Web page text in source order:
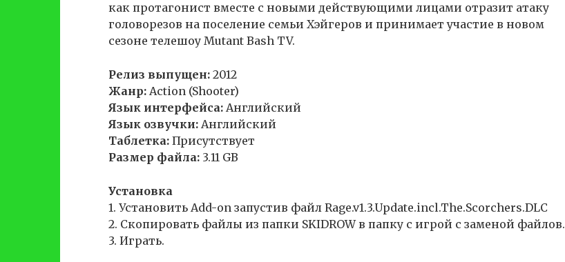
как протагонист вместе с новыми действующими лицами отразит атаку
головорезов на поселение семьи Хэйгеров и принимает участие в новом
сезоне телешоу Mutant Bash TV.
Релиз выпущен: 2012
Жанр: Action (Shooter)
Язык интерфейса: Английский
Язык озвучки: Английский
Таблетка: Присутствует
Размер файла: 3.11 GB
Установка
1. Установить Add-on запустив файл Rage.v1.3.Update.incl.The.Scorchers.DLC
2. Скопировать файлы из папки SKIDROW в папку с игрой с заменой файлов.
3. Играть.